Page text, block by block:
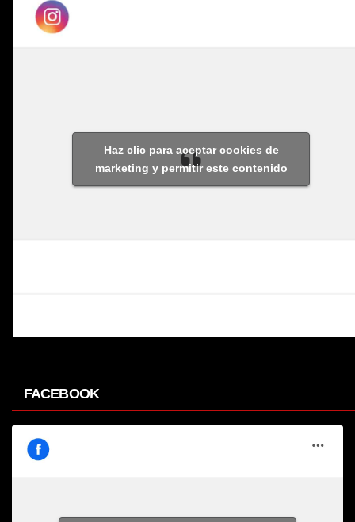
Haz clic para aceptar cookies de
marketing y permitir este contenido
FACEBOOK